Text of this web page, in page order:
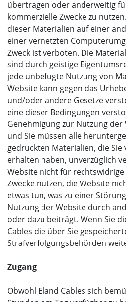
übertragen oder anderweitig
kommerzielle Zwecke zu
dieser Materialien auf einer
einer vernetzten
Zweck ist verboten. Die
sind durch geistige
jede unbefugte Nutzung von
Website kann gegen das
und/oder andere Gesetze
eine dieser Bedingungen
Genehmigung zur Nutzung
und Sie müssen alle
gedruckten Materialien, die Sie
erhalten haben, unverzüglich
Website nicht für
Zwecke nutzen, die Website
etwas tun, was zu einer
Nutzung der Website durch
oder dazu beiträgt. Wenn Sie
Cables die über Sie
Strafverfolgungsbehörden
Zugang
Obwohl Eland Cables sich